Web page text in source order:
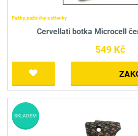
Pažby, pažbičky a střenky
Cervellati botka Microcell
549 Kč
SKLADEM